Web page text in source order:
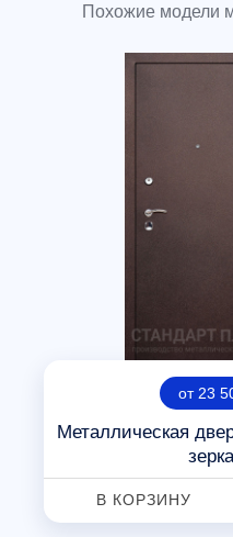
Похожие модели
от 23
Металлическая
В КОРЗИНУ